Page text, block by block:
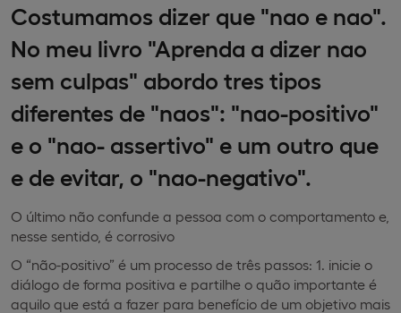
Costumamos dizer que "nao e nao".
No meu livro "Aprenda a dizer nao
sem culpas" abordo tres tipos
diferentes de "naos": "nao-positivo"
e o "nao- assertivo" e um outro que
e de evitar, o "nao-negativo".
O último não confunde a pessoa com o comportamento e,
nesse sentido, é corrosivo
O “não-positivo” é um processo de três passos: 1. inicie o
diálogo de forma positiva e partilhe o quão importante é
aquilo que está a fazer para benefício de um objetivo mais